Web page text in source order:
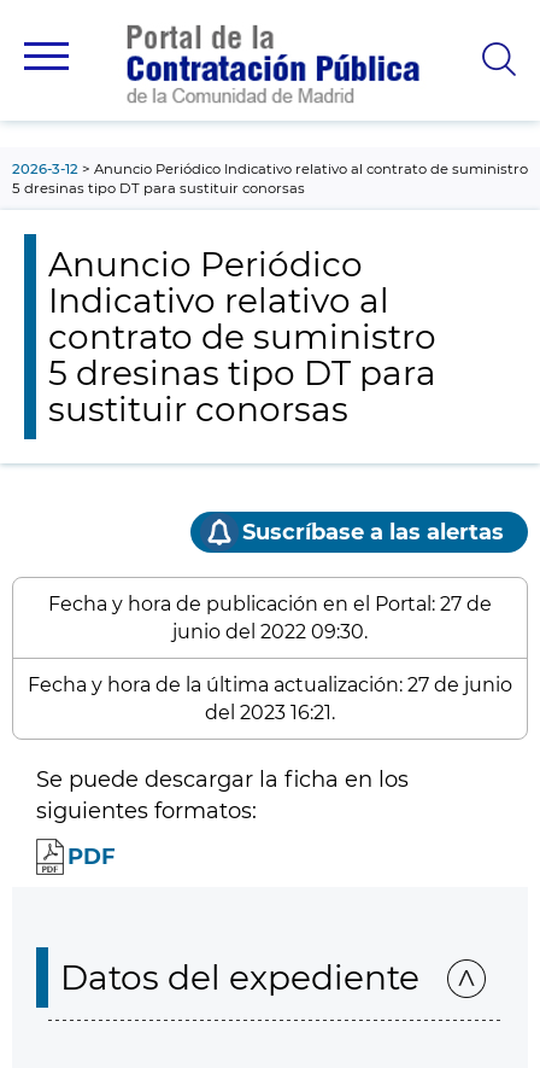
principal
2026-3-12
Anuncio Periódico Indicativo relativo al contrato de suministro
5 dresinas tipo DT para sustituir conorsas
Anuncio Periódico
Indicativo relativo al
contrato de suministro
5 dresinas tipo DT para
sustituir conorsas
Suscríbase a las alertas
Fecha y hora de publicación en el Portal: 27 de
junio del 2022 09:30.
Fecha y hora de la última actualización: 27 de junio
del 2023 16:21.
Se puede descargar la ficha en los
siguientes formatos:
PDF
Datos del expediente